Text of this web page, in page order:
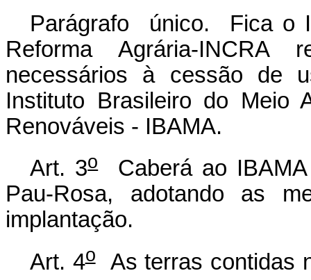
Parágrafo único. Fica o
Reforma Agrária-INCRA
necessários à cessão de
Instituto Brasileiro do Meio
Renováveis - IBAMA.
Art. 3oCaberá ao IBAMA
Pau-Rosa, adotando as
implantação.
Art. 4oAs terras contidas